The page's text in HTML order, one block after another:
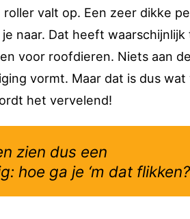
valt op. Een zeer dikke
naar. Dat heeft waarschijnlijk
voor roofdieren. Niets aan
vormt. Maar dat is dus wat
het vervelend!
zien dus een
hoe ga je ‘m dat